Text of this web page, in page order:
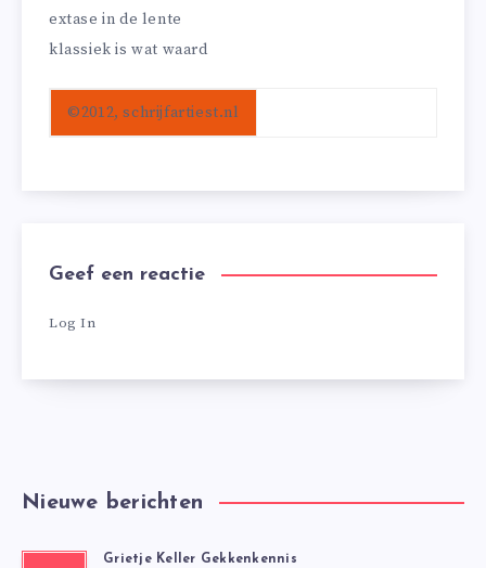
extase in de lente
klassiek is wat waard
©2012, schrijfartiest.nl
Geef een reactie
Log In
Nieuwe berichten
Grietje Keller Gekkenkennis